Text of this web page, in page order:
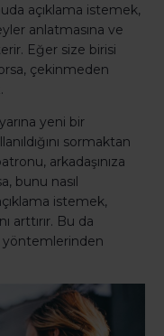
açıklama istemek,
anlatmasına ve
Eğer size birisi
çekinmeden
yeni bir
sormaktan
arkadaşınıza
bunu nasıl
istemek,
arttırır. Bu da